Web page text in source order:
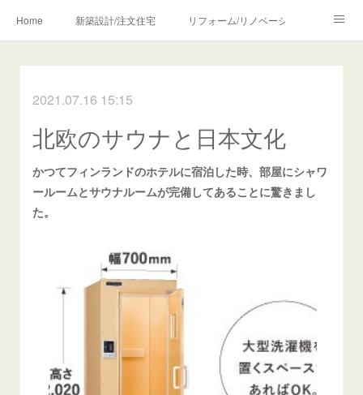
Home 新築設計/注文住宅 リフォーム/リノベーション
Profile/作品について お問合せ/アクセス
メディア・講師・執筆・SNS関連
2021.07.16 15:15
北欧のサウナと日本文化
かつてフィンランドのホテルに宿泊した時、部屋にシャワ
ールームとサウナルームが完備してあることに驚きまし
た。